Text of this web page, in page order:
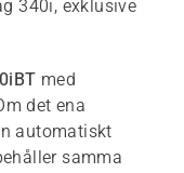
340i, exklusive
med
det ena
automatiskt
samma